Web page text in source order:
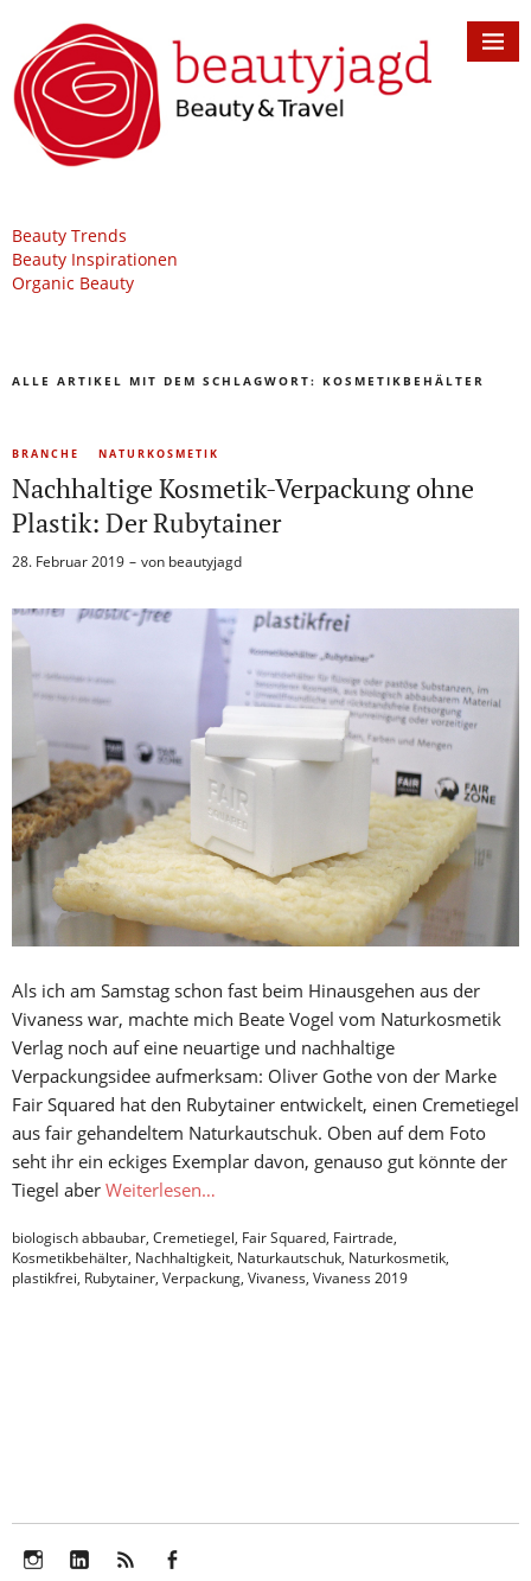
Beauty Trends
Beauty Inspirationen
Organic Beauty
ALLE ARTIKEL MIT DEM SCHLAGWORT: KOSMETIKBEHÄLTER
BRANCHE NATURKOSMETIK
Nachhaltige Kosmetik-Verpackung ohne
Plastik: Der Rubytainer
28. Februar 2019 von beautyjagd
Als ich am Samstag schon fast beim Hinausgehen aus der
Vivaness war, machte mich Beate Vogel vom Naturkosmetik
Verlag noch auf eine neuartige und nachhaltige
Verpackungsidee aufmerksam: Oliver Gothe von der Marke
Fair Squared hat den Rubytainer entwickelt, einen Cremetiegel
aus fair gehandeltem Naturkautschuk. Oben auf dem Foto
seht ihr ein eckiges Exemplar davon, genauso gut könnte der
Tiegel aber Weiterlesen…
biologisch abbaubar, Cremetiegel, Fair Squared, Fairtrade,
Kosmetikbehälter, Nachhaltigkeit, Naturkautschuk, Naturkosmetik,
plastikfrei, Rubytainer, Verpackung, Vivaness, Vivaness 2019